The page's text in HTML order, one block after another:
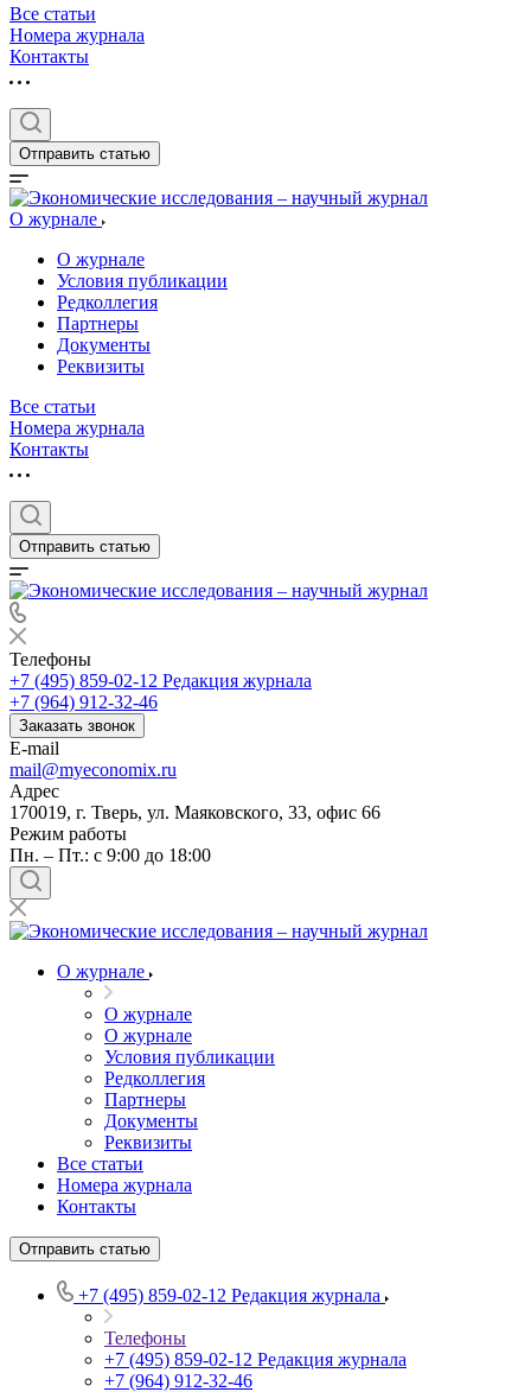
Все статьи
Номера журнала
Контакты
Отправить статью
О журнале
О журнале
Условия публикации
Редколлегия
Партнеры
Документы
Реквизиты
Все статьи
Номера журнала
Контакты
Отправить статью
Телефоны
+7 (495) 859-02-12 Редакция журнала
+7 (964) 912-32-46
Заказать звонок
E-mail
mail@myeconomix.ru
Адрес
170019, г. Тверь, ул. Маяковского, 33, офис 66
Режим работы
Пн. – Пт.: с 9:00 до 18:00
О журнале
О журнале
О журнале
Условия публикации
Редколлегия
Партнеры
Документы
Реквизиты
Все статьи
Номера журнала
Контакты
Отправить статью
+7 (495) 859-02-12 Редакция журнала
Телефоны
+7 (495) 859-02-12 Редакция журнала
+7 (964) 912-32-46